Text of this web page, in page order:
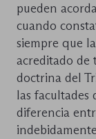
pueden
cuando
siempre que
acreditado de
doctrina del
las facultades
diferencia